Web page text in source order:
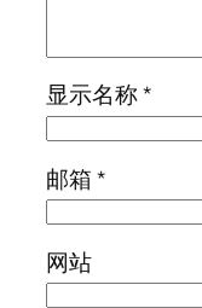
显示名称*
邮箱*
网站